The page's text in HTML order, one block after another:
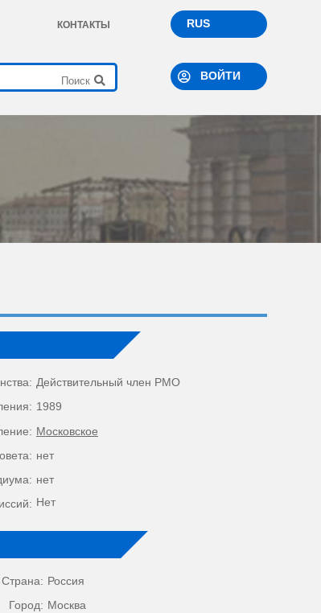
КОНТАКТЫ RUS
ВОЙТИ
Действительный член РМО
1989
Московское
нет
нет
Нет
Страна: Россия
Город: Москва